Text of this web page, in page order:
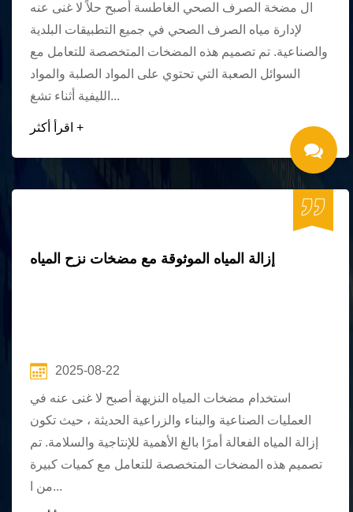
ال مضخة الصرف الصحي الغاطسة أصبح حلاً لا غنى عنه
لإدارة مياه الصرف الصحي في جميع التطبيقات البلدية
والصناعية. تم تصميم هذه المضخات المتخصصة للتعامل مع
السوائل الصعبة التي تحتوي على المواد الصلبة والمواد
الليفية أثناء تشغ...
اقرأ أكثر +
إزالة المياه الموثوقة مع مضخات نزح المياه
2025-08-22
استخدام مضخات المياه النزيهة أصبح لا غنى عنه في
العمليات الصناعية والبناء والزراعية الحديثة ، حيث تكون
إزالة المياه الفعالة أمرًا بالغ الأهمية للإنتاجية والسلامة. تم
تصميم هذه المضخات المتخصصة للتعامل مع كميات كبيرة
من ا...